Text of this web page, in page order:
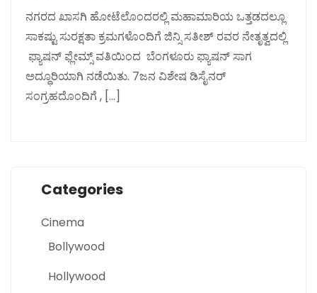
ನಗರದ ಖಾಸಗಿ ಹೋಟೆಲೊಂದರಲ್ಲಿ ಮಹಾಮಾರಿಯ ಒತ್ತಡದಲ್ಲೂ
ಸಾಕಷ್ಟು ಸುರಕ್ಷತಾ ಕ್ರಮಗಳೊಂದಿಗೆ ಜಿನ್ಸಿ ಸತೀಶ್ ರವರ ನೇತೃತ್ವದಲ್ಲಿ
ಫ್ಯಾಷನ್ ಫ್ಲೇಮ್ಸ್ ವತಿಯಿಂದ ಬೆಂಗಳೂರು ಫ್ಯಾಷನ್ ಸಾಗ
ಅದ್ಧೂರಿಯಾಗಿ ನಡೆಯಿತು. 7ಜನ ವಿಶೇಷ ಡಿಸೈನರ್
ಸಂಗ್ರಹದೊಂದಿಗೆ , […]
Categories
Cinema
Bollywood
Hollywood